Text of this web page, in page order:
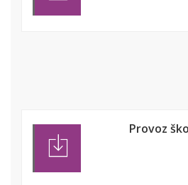
Provoz